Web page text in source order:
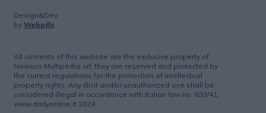
Design&Dev
by Webpills
All contents of this website are the exclusive property of
Newsco Multipedia srl; they are reserved and protected by
the current regulations for the protection of intellectual
property rights. Any illicit and/or unauthorized use shall be
considered illegal in accordance with Italian law no. 633/41.
www.dailyonline.it 2024